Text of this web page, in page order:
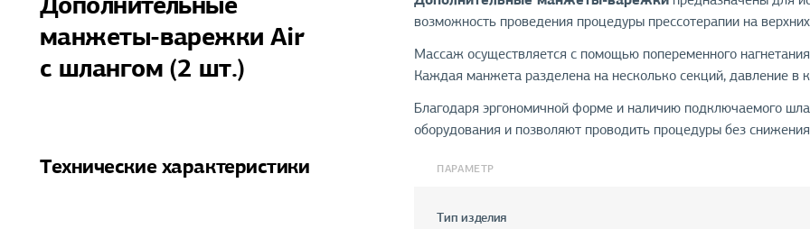
манжеты-варежки Air
с шлангом (2 шт.)
возможность проведения процедуры прессотерапии на
Массаж осуществляется с помощью попеременного
Каждая манжета разделена на несколько секций, давление в
Благодаря эргономичной форме и наличию подключаемого
оборудования и позволяют проводить процедуры без
Технические характеристики ПАРАМЕТР
Тип изделия